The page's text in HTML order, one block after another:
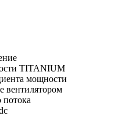
TITANIUM
мощности
вентилятором